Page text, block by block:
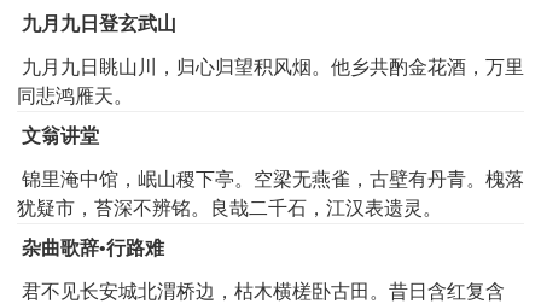
夜夜人如月，南陌朝朝骑似云。南陌北堂连北里，五剧三条
控三市。弱柳青槐拂地垂，佳气红尘暗天起。汉代金吾千骑
来，翡翠屠苏鹦鹉杯。罗襦宝带为君解，燕歌赵舞为君开。
别有豪华称将相，转日回天不相让。意气由来排灌夫，专权
判不容萧相。专权意气本豪雄，青虬紫燕坐春风。自言歌舞
长千载，自谓骄奢凌五公。节物风光不相待，桑田碧海须臾
改。昔时金阶白玉堂，即今唯见青松在。寂寂寥寥扬子居，
九月九日登玄武山
九月九日眺山川，归心归望积风烟。他乡共酌金花酒，万里
同悲鸿雁天。
文翁讲堂
锦里淹中馆，岷山稷下亭。空梁无燕雀，古壁有丹青。槐落
犹疑市，苔深不辨铭。良哉二千石，江汉表遗灵。
杂曲歌辞•行路难
君不见长安城北渭桥边，枯木横槎卧古田。昔日含红复含